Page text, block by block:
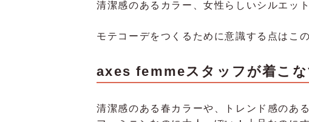
清潔感のあるカラー、女性らしいシルエット
モテコーデをつくるために意識する点はこ
axes femmeスタッフが着こ
清潔感のある春カラーや、トレンド感のあ